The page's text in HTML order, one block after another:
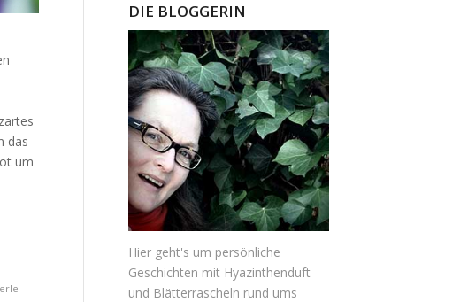
das
um
DIE BLOGGERIN
Hier geht's um persönliche
Geschichten mit Hyazinthenduft
und Blätterrascheln rund ums